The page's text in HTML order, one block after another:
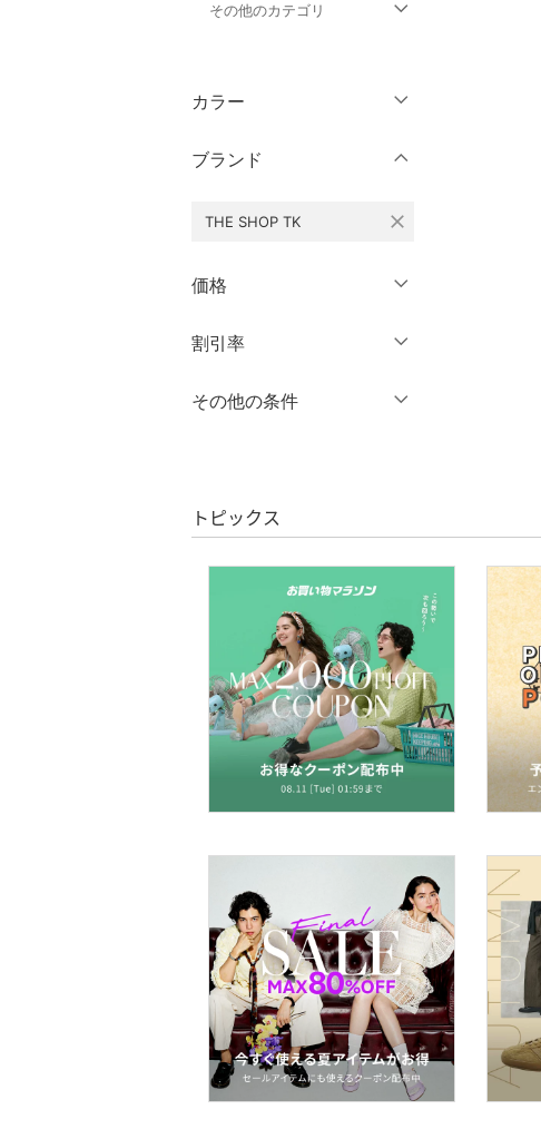
その他のカテゴリ
パンツ
ワンピース・ドレス
スカート
ーオール
バッグ
アクセサリー・腕時計
財布・ポーチ・ケース
帽子
ヘアアクセサリー
マタニティウェア・ベビ
スーツ・フォーマル
水着・スイムグッズ
着物・浴衣・和装小物
スキンケア
ベースメイク
カラー
クリア
ブランド
THE SHOP TK close
価格
絞り込み
割引率
％OFF～ ％OFF
その他の条件
クリア 絞り込み
トピックス